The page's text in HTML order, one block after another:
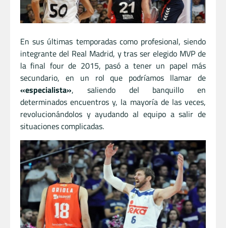
En sus últimas temporadas como profesional, siendo
integrante del Real Madrid, y tras ser elegido MVP de
la final four de 2015, pasó a tener un papel más
secundario, en un rol que podríamos llamar de
«especialista», saliendo del banquillo en
determinados encuentros y, la mayoría de las veces,
revolucionándolos y ayudando al equipo a salir de
situaciones complicadas.